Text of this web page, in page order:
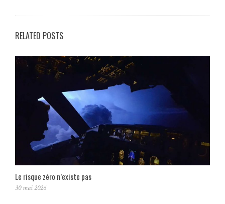
RELATED POSTS
Le risque zéro n’existe pas
30 mai 2026